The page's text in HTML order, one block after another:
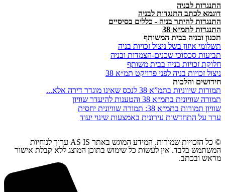
התנגדות לבניה
דוגמא לכתב התנגדות לבניה
התנגדות להיתר בניה - כללים בסיסיים
התנגדות לתמ״א 38
תכנון ובניה בבית המשותף
תשלומי איזון בשל ניצול זכויות בניה
תביעות סכסוכי שכנים-הצמדות ובניה
חלוקת זכויות בניה בבית משותף
ניצול זכויות בניה לפני פרויקט תמ״א 38
חידושים והלכות
תמורות שיווניות בתמ”א 38 לנכס שאינו מוגדר דירה אלא...
תמורה שוויונית בתמ״א 38 והטענות להיעדר שוויון
שוויון תמורות בתמ״א 38: תמורה שוויונית יחסית
ערר על התחדשות עירונית באמצעות שינוי יעוד
© כל הזכויות שמורות. המידע המוגש באתר AS IS ערוך לנוחיות
המשתמש בלבד. אין לעשות כל שימוש בתוכן המוצג ללא קבלת אישור
מראש ובכתב.